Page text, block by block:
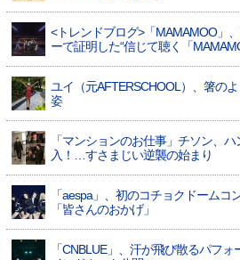
<トレンドブログ>「MAMAMOO」
ーで証明した“信じて聴く「
ユイ（元AFTERSCHOOL）、箸の
姿
「マンションのお仕事」チソン、
入！…すさまじい逆襲の始まり
「aespa」、初のコチョクドーム
「皆さんのおかげ」
「CNBLUE」、汗が飛び散るパフ